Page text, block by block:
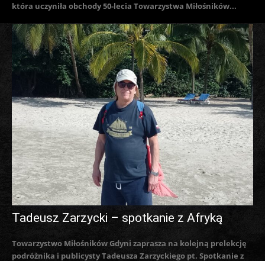
która uczyniła obchody 50-lecia Towarzystwa Miłośników...
Tadeusz Zarzycki – spotkanie z Afryką
Towarzystwo Miłośników Gdyni zaprasza na kolejną prelekcję
podróżnika i publicysty Tadeusza Zarzyckiego pt. Spotkanie z